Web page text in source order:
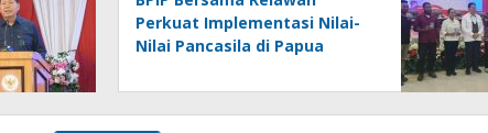
Perkuat Implementasi Nilai-
Nilai Pancasila di Papua